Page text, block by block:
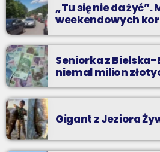
„Tu się nie da żyć”.
weekendowych
Seniorka z Bielska-
niemal milion
Gigant z Jeziora